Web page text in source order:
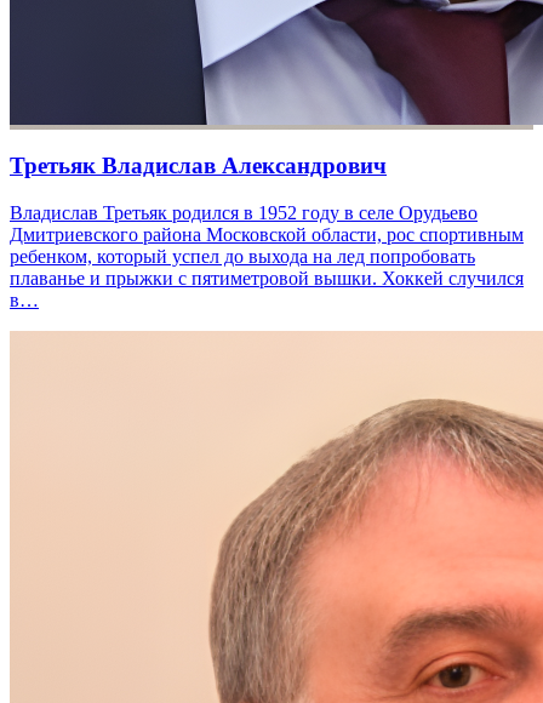
Третьяк Владислав Александрович
Владислав Третьяк родился в 1952 году в селе Орудьево
Дмитриевского района Московской области, рос спортивным
ребенком, который успел до выхода на лед попробовать
плаванье и прыжки с пятиметровой вышки. Хоккей случился
в…